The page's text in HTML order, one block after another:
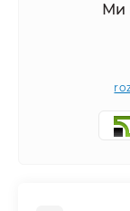
Ми